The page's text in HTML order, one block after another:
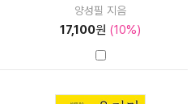
양성필 지음
17,100원 (10%)